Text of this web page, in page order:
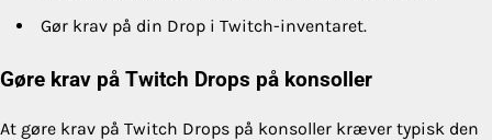
Gør krav på din Drop i Twitch-inventaret.
Gøre krav på Twitch Drops på konsoller
At gøre krav på Twitch Drops på konsoller kræver typisk den